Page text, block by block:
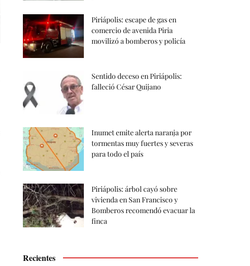
Piriápolis: escape de gas en
comercio de avenida Piria
movilizó a bomberos y policía
Sentido deceso en Piriápolis:
falleció César Quijano
Inumet emite alerta naranja por
tormentas muy fuertes y severas
para todo el país
Piriápolis: árbol cayó sobre
vivienda en San Francisco y
Bomberos recomendó evacuar la
finca
Recientes